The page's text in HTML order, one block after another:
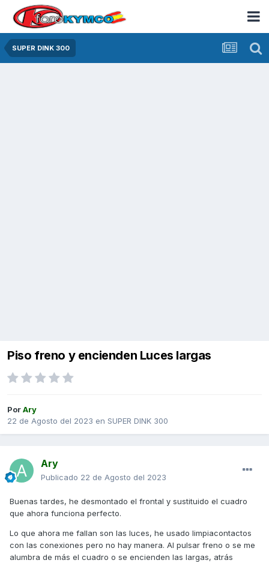
SUPER DINK 300
Piso freno y encienden Luces largas
PorAry
22 de Agosto del 2023 en SUPER DINK 300
Ary
Publicado 22 de Agosto del 2023
Buenas tardes, he desmontado el frontal y sustituido el cuadro
que ahora funciona perfecto.
Lo que ahora me fallan son las luces, he usado limpiacontactos
con las conexiones pero no hay manera. Al pulsar freno o se me
alumbra de más el cuadro o se encienden las largas, atrás